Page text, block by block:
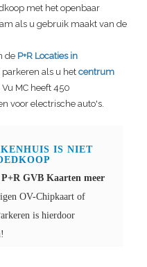
met het openbaar
als u gebruik maakt van de
de P+R Locaties in
als u hetcentrum
MC heeft 450
voor electrische auto's.
IS NIET
GVB Kaarten meer
OV-Chipkaart of
is hierdoor